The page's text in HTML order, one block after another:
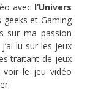
avec l’Univers
geeks et Gaming
sur ma passion
lu sur les jeux
traitant de jeux
voir le jeu vidéo